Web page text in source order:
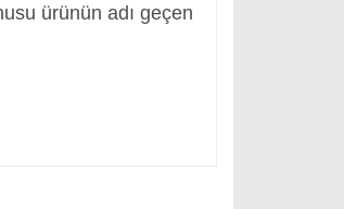
ürünün adı geçen